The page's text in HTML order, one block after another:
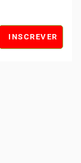
INSCREVER